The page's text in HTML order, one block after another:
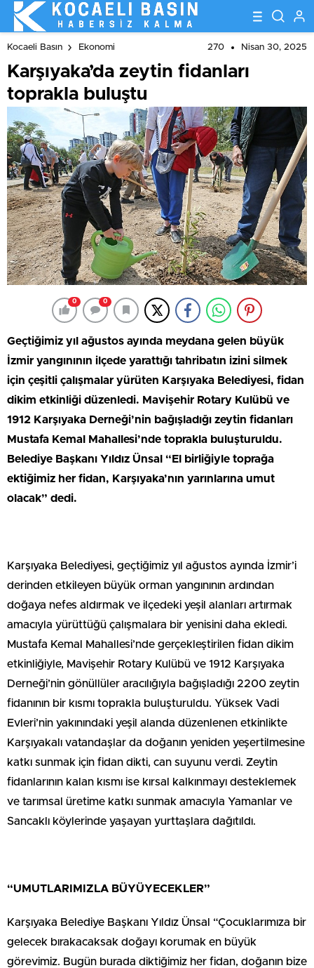
Kocaeli Basın Ekonomi 270 Nisan 30, 2025
Karşıyaka’da zeytin fidanları
toprakla buluştu
0 0
Geçtiğimiz yıl ağustos ayında meydana gelen büyük
İzmir yangınının ilçede yarattığı tahribatın izini silmek
için çeşitli çalışmalar yürüten Karşıyaka Belediyesi, fidan
dikim etkinliği düzenledi. Mavişehir Rotary Kulübü ve
1912 Karşıyaka Derneği’nin bağışladığı zeytin fidanları
Mustafa Kemal Mahallesi’nde toprakla buluşturuldu.
Belediye Başkanı Yıldız Ünsal “El birliğiyle toprağa
ektiğimiz her fidan, Karşıyaka’nın yarınlarına umut
olacak” dedi.
Karşıyaka Belediyesi, geçtiğimiz yıl ağustos ayında İzmir’i
derinden etkileyen büyük orman yangınının ardından
doğaya nefes aldırmak ve ilçedeki yeşil alanları artırmak
amacıyla yürüttüğü çalışmalara bir yenisini daha ekledi.
Mustafa Kemal Mahallesi’nde gerçekleştirilen fidan dikim
etkinliğiyle, Mavişehir Rotary Kulübü ve 1912 Karşıyaka
Derneği’nin gönüllüler aracılığıyla bağışladığı 2200 zeytin
fidanının bir kısmı toprakla buluşturuldu. Yüksek Vadi
Evleri’nin yakınındaki yeşil alanda düzenlenen etkinlikte
Karşıyakalı vatandaşlar da doğanın yeniden yeşertilmesine
katkı sunmak için fidan dikti, can suyunu verdi. Zeytin
fidanlarının kalan kısmı ise kırsal kalkınmayı desteklemek
ve tarımsal üretime katkı sunmak amacıyla Yamanlar ve
Sancaklı köylerinde yaşayan yurttaşlara dağıtıldı.
“UMUTLARIMIZLA BÜYÜYECEKLER”
Karşıyaka Belediye Başkanı Yıldız Ünsal “Çocuklarımıza bir
gelecek bırakacaksak doğayı korumak en büyük
görevimiz. Bugün burada diktiğimiz her fidan, doğanın bize